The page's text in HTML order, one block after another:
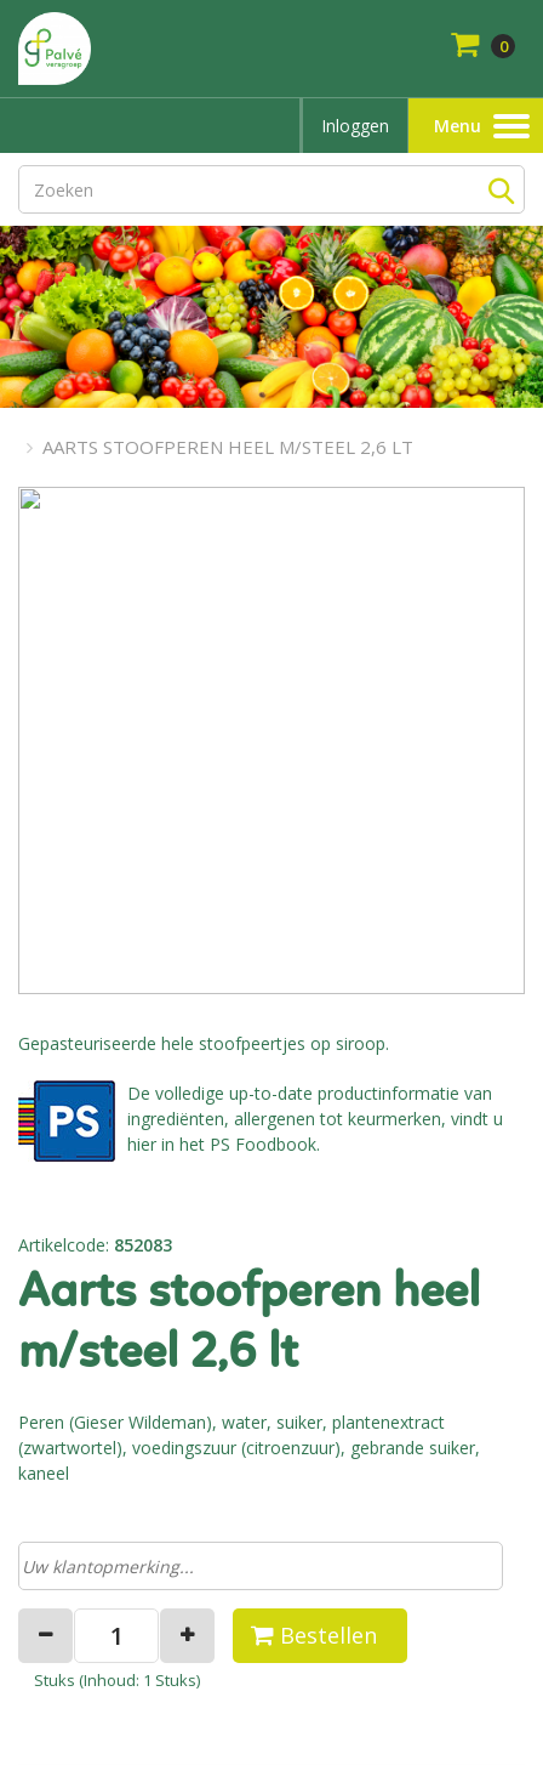
0
Inloggen
Toggle
navigation
Menu
AARTS STOOFPEREN HEEL M/STEEL 2,6 LT
Gepasteuriseerde hele stoofpeertjes op siroop.
De volledige up-to-date productinformatie van
ingrediënten, allergenen tot keurmerken, vindt u
hier in het PS Foodbook.
Artikelcode: 852083
aarts stoofperen heel
m/steel 2,6 lt
Peren (Gieser Wildeman), water, suiker, plantenextract
(zwartwortel), voedingszuur (citroenzuur), gebrande suiker,
kaneel
Bestellen
Stuks (Inhoud: 1 Stuks)